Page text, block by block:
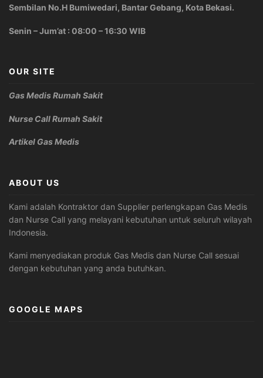
Sembilan No.H Bumiwedari, Bantar Gebang, Kota Bekasi.
Senin – Jum’at : 08:00 – 16:30 WIB
OUR SITE
Gas Medis Rumah Sakit
Nurse Call Rumah Sakit
Artikel Gas Medis
ABOUT US
Kami adalah Kontraktor dan Supplier perlengkapan Gas Medis
dan Nurse Call yang melayani kebutuhan untuk seluruh wilayah
Indonesia.
Kami menyediakan produk Gas Medis dan Nurse Call sesuai
dengan kebutuhan yang anda butuhkan.
GOOGLE MAPS